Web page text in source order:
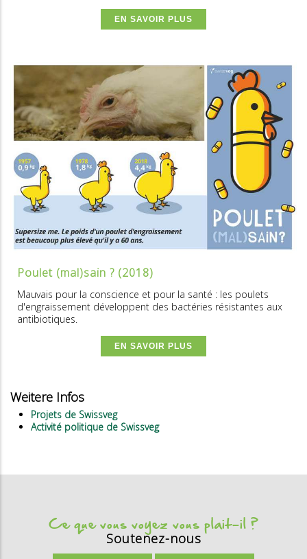
EN SAVOIR PLUS
Poulet (mal)sain ? (2018)
Mauvais pour la conscience et pour la santé : les poulets
d'engraissement développent des bactéries résistantes aux
antibiotiques.
EN SAVOIR PLUS
Weitere Infos
Projets de Swissveg
Activité politique de Swissveg
Ce que vous voyez vous plait-il ?
Soutenez-nous